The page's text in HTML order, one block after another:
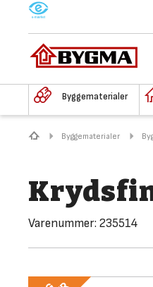
M
Byggematerialer
Byggematerialer
Varenummer: 235514